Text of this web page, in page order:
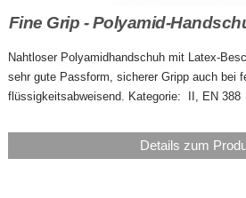
Fine Grip - Polyamid-
Nahtloser Polyamidhandschuh mit Latex-
sehr gute Passform, sicherer Gripp auch bei
flüssigkeitsabweisend. Kategorie: II, EN 388
Details zum